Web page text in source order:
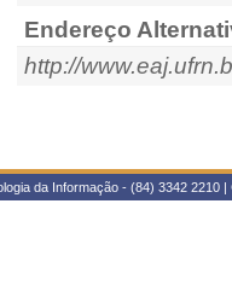
Endereço
http://
da Informação - (84) 3342